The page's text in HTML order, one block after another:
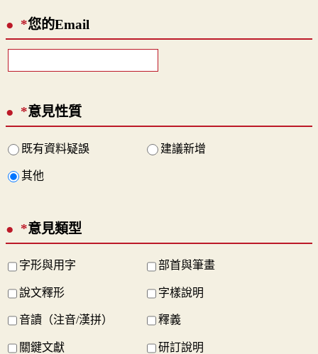
*您的Email
*意見性質
既有資料疑誤 建議新增
其他
*意見類型
字形與用字 部首與筆畫
說文釋形 字樣說明
音讀（注音/漢拼） 釋義
關鍵文獻 研訂說明